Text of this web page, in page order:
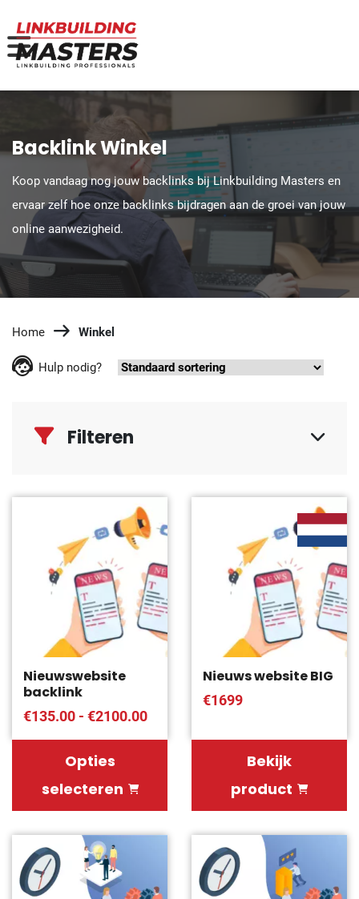
Backlink Winkel
Koop vandaag nog jouw backlinks bij Linkbuilding Masters en
ervaar zelf hoe onze backlinks bijdragen aan de groei van jouw
online aanwezigheid.
Home Winkel
Hulp nodig?
Filteren
Nieuwswebsite
backlink
€135.00 - €2100.00
Opties
selecteren
Nieuws website BIG
€1699
Bekijk
product